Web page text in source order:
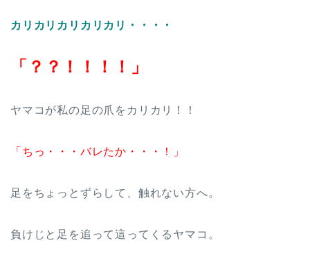
カリカリカリカリカリ・・・・
「？？！！！！」
ヤマコが私の足の爪をカリカリ！！
「ちっ・・・バレたか・・・！」
足をちょっとずらして、触れない方へ。
負けじと足を追って這ってくるヤマコ。